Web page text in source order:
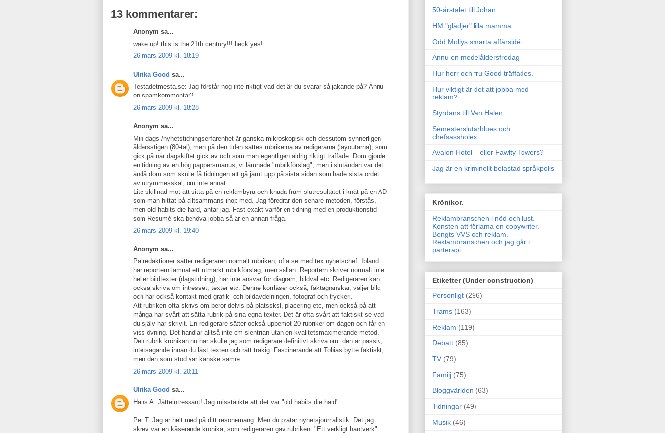
13 kommentarer:
Anonym sa...
wake up! this is the 21th century!!! heck yes!
26 mars 2009 kl. 18:19
Ulrika Good sa...
Testadetmesta.se: Jag förstår nog inte riktigt vad det är du svarar så jakande på? Ännu
en spamkommentar?
26 mars 2009 kl. 18:28
Anonym sa...
Min dags-/nyhetstidningserfarenhet är ganska mikroskopisk och dessutom synnerligen
åldersstigen (80-tal), men på den tiden sattes rubrikerna av redigerarna (layoutarna), som
gick på när dagskiftet gick av och som man egentligen aldrig riktigt träffade. Dom gjorde
en tidning av en hög pappersmanus, vi lämnade "rubrikförslag", men i slutändan var det
ändå dom som skulle få tidningen att gå jämt upp på sista sidan som hade sista ordet,
av utrymmesskäl, om inte annat.
Lite skillnad mot att sitta på en reklambyrå och knåda fram slutresultatet i knät på en AD
som man hittat på alltsammans ihop med. Jag föredrar den senare metoden, förstås,
men old habits die hard, antar jag. Fast exakt varför en tidning med en produktionstid
som Resumé ska behöva jobba så är en annan fråga.
26 mars 2009 kl. 19:40
Anonym sa...
På redaktioner sätter redigeraren normalt rubriken, ofta se med tex nyhetschef. Ibland
har reportern lämnat ett utmärkt rubrikförslag, men sällan. Reportern skriver normalt inte
heller bildtexter (dagstidning), har inte ansvar för diagram, bildval etc. Redigeraren kan
också skriva om intresset, texter etc. Denne korrläser också, faktagranskar, väljer bild
och har också kontakt med grafik- och bildavdelningen, fotograf och tryckeri.
Att rubriken ofta skrivs om beror delvis på platssksl, placering etc, men också på att
många har svårt att sätta rubrik på sina egna texter. Det är ofta svårt att faktiskt se vad
du själv har skrivit. En redigerare sätter också uppemot 20 rubriker om dagen och får en
viss övning. Det handlar alltså inte om slentrian utan en kvalitetsmaximerande metod.
Den rubrik krönikan nu har skulle jag som redigerare definitivt skriva om: den är passiv,
intetsägande innan du läst texten och rätt tråkig. Fascinerande att Tobias bytte faktiskt,
men den som stod var kanske sämre.
26 mars 2009 kl. 20:11
Ulrika Good sa...
Hans A: Jätteintressant! Jag misstänkte att det var "old habits die hard".
Per T: Jag är helt med på ditt resonemang. Men du pratar nyhetsjournalistik. Det jag
skrev var en kåserande krönika, som redigeraren gav rubriken: "Ett verkligt hantverk".
50-årstalet till Johan
HM "glädjer" lilla mamma
Odd Mollys smarta affärsidé
Ännu en medelåldersfredag
Hur herr och fru Good träffades.
Hur viktigt är det att jobba med
reklam?
Styrdans till Van Halen
Semesterslutarblues och
chefsassholes
Avalon Hotel – eller Fawlty Towers?
Jag är en kriminellt belastad språkpolis
Krönikor.
Reklambranschen i nöd och lust.
Konsten att förlama en copywriter.
Bengts VVS och reklam.
Reklambranschen och jag går i
parterapi.
Etiketter (Under construction)
Personligt (296)
Trams (163)
Reklam (119)
Debatt (85)
TV (79)
Familj (75)
Bloggvärlden (63)
Tidningar (49)
Musik (46)